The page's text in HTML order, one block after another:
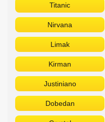
Titanic
Nirvana
Limak
Kirman
Justiniano
Dobedan